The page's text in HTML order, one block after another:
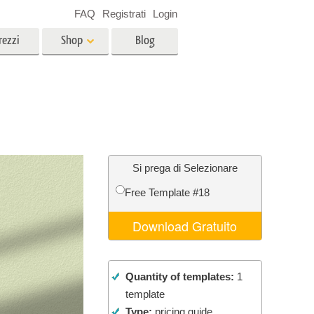
delle
Servizi Foto Restauro
Shop Blog
FAQ Registrati Login
Si prega di Selezionare
Free Template #18
Download Gratuito
Quantity of templates: 1
template
Type: pricing guide